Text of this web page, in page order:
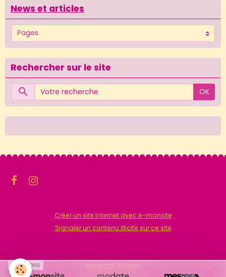
News et articles
Rechercher sur le site
OK
Créer un site internet avec e-monsite
Signaler un contenu illicite sur ce site
Mentions légales
SPONSORS